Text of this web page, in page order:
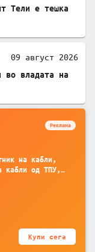
Тели е тешка
09 август 2026
во владата на
Реклама
на кабли,
кабли од ТПУ,
без
комплет
Купи сега